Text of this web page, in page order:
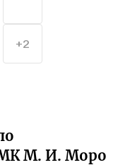
М. И. Моро
+2